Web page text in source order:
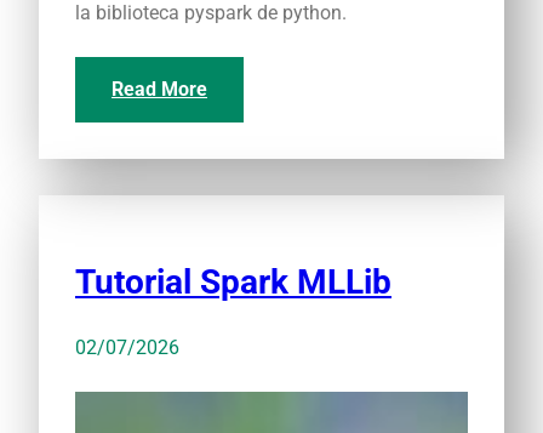
la biblioteca pyspark de python.
Read More
Tutorial Spark MLLib
02/07/2026